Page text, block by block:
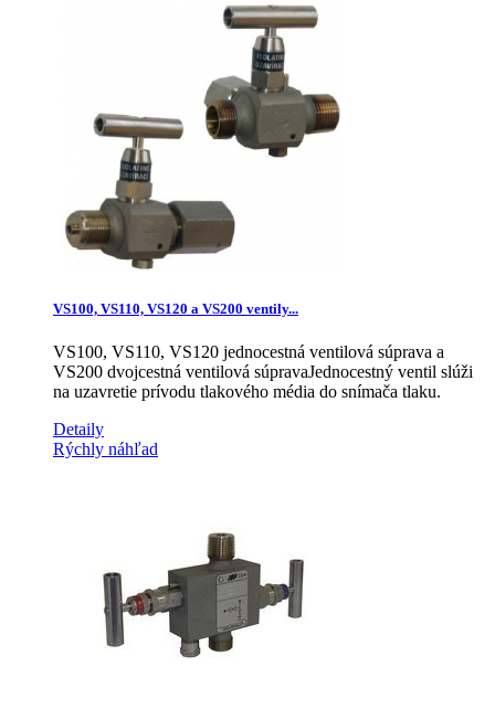
VS100, VS110, VS120 a VS200 ventily...
VS100, VS110, VS120 jednocestná ventilová súprava a
VS200 dvojcestná ventilová súpravaJednocestný ventil slúži
na uzavretie prívodu tlakového média do snímača tlaku.
Detaily
Rýchly náhľad